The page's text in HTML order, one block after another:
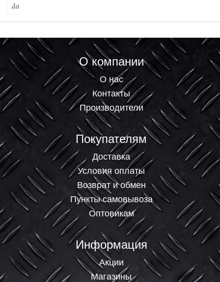
О компании
О нас
Контакты
Производители
Покупателям
Доставка
Условия оплаты
Возврат и обмен
Пункты самовывоза
Оптовикам
Информация
Акции
Магазины